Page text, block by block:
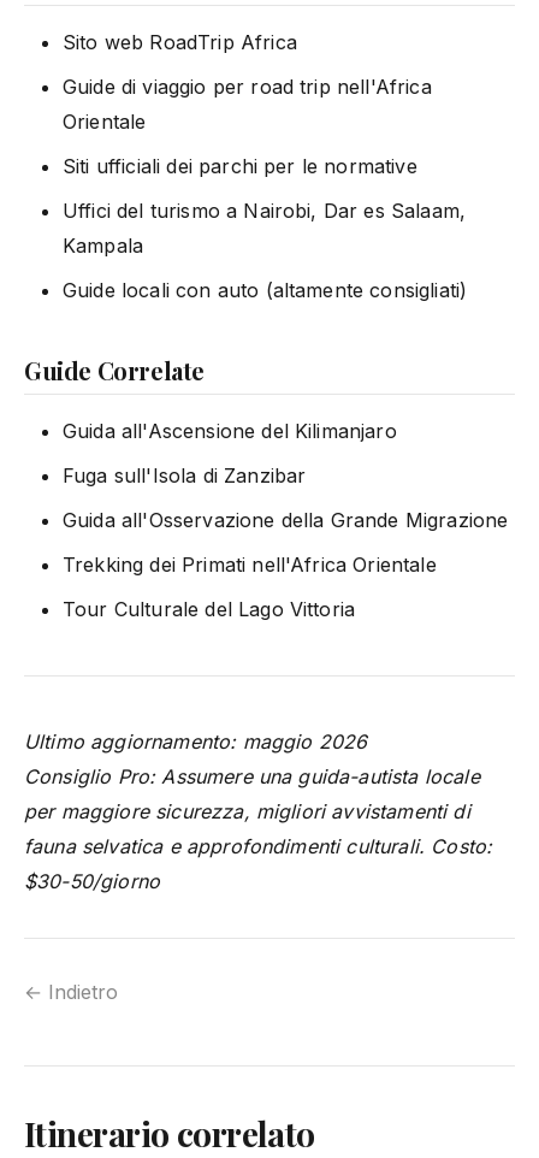
Sito web RoadTrip Africa
Guide di viaggio per road trip nell'Africa
Orientale
Siti ufficiali dei parchi per le normative
Uffici del turismo a Nairobi, Dar es Salaam,
Kampala
Guide locali con auto (altamente consigliati)
Guide Correlate
Guida all'Ascensione del Kilimanjaro
Fuga sull'Isola di Zanzibar
Guida all'Osservazione della Grande Migrazione
Trekking dei Primati nell'Africa Orientale
Tour Culturale del Lago Vittoria
Ultimo aggiornamento: maggio 2026
Consiglio Pro: Assumere una guida-autista locale
per maggiore sicurezza, migliori avvistamenti di
fauna selvatica e approfondimenti culturali. Costo:
$30-50/giorno
← Indietro
Itinerario correlato